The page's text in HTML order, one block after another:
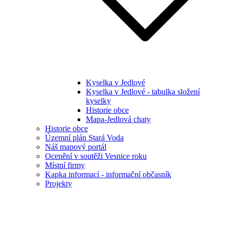
Kyselka v Jedlové
Kyselka v Jedlové - tabulka složení
kyselky
Historie obce
Mapa-Jedlová chaty
Historie obce
Územní plán Stará Voda
Náš mapový portál
Ocenění v soutěži Vesnice roku
Místní firmy
Kapka informací - informační občasník
Projekty